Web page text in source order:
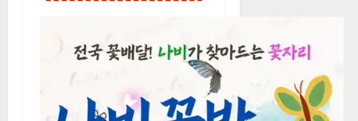
👉 상대의 거짓말을 3
초만에 간파하는 법, 눈
동자 방향과 손동작이